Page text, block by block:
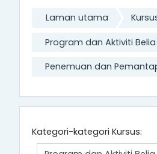
Laman utama
Program dan Aktiviti Belia
Penemuan dan
Kategori-kategori Kursus: